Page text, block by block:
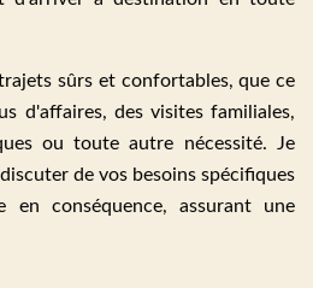
sûrs et confortables, que ce
d'affaires, des visites familiales,
ou toute autre nécessité. Je
de vos besoins spécifiques
en conséquence, assurant une